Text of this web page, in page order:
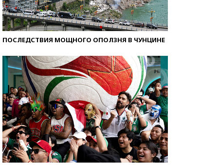
ПОСЛЕДСТВИЯ МОЩНОГО ОПОЛЗНЯ В ЧУНЦИНЕ